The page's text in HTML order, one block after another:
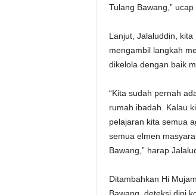
Tulang Bawang,” ucap
Lanjut, Jalaluddin,
mengambil langkah
dikelola dengan baik
“Kita sudah pernah
rumah ibadah. Kalau
pelajaran kita semua
semua elmen
Bawang,” harap
Ditambahkan Hi